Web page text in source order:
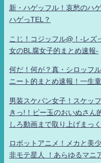
新・ハゲッフル！哀愁のハ
ハゲっTEL？
こじ！コジッフル@！-レズ
女のBL腐女子的まとめ速報-
何だ！何が？真・シロッ
ニート的まとめ速報！一生
男装スケバン女子！スケッ
きっ!！ビー玉のおいぬさ
しろ動画まで取り上げまっ
ロボットアニメ！メカと美
非モテ星人 ！あらゆるマニ